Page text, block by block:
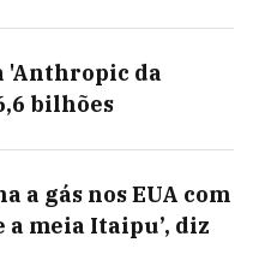
'Anthropic da
bilhões
a gás nos EUA com
meia Itaipu’, diz